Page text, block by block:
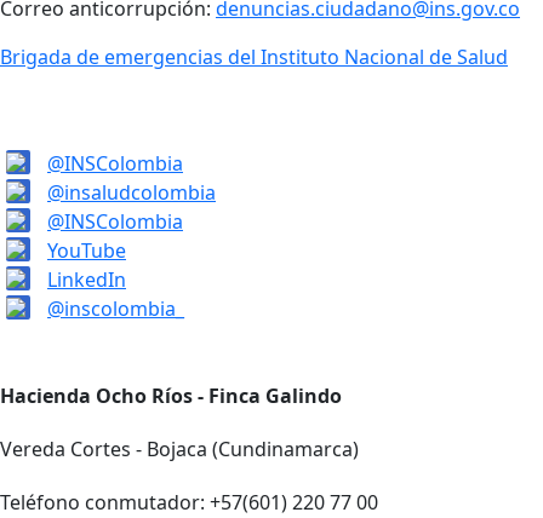
Correo anticorrupción: denuncias.ciudadano@ins.gov.co
Brigada de emergencias del Instituto Nacional de Salud
@INSColombia
@insaludcolombia
@INSColombia
YouTube
LinkedIn
@inscolombia_
Hacienda Ocho Ríos - Finca Galindo
Vereda Cortes - Bojaca (Cundinamarca)
Teléfono conmutador: +57(601) 220 77 00